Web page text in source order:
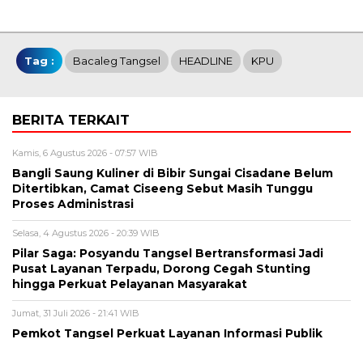
Tag : Bacaleg Tangsel HEADLINE KPU
BERITA TERKAIT
Kamis, 6 Agustus 2026 - 07:57 WIB
Bangli Saung Kuliner di Bibir Sungai Cisadane Belum
Ditertibkan, Camat Ciseeng Sebut Masih Tunggu
Proses Administrasi
Selasa, 4 Agustus 2026 - 20:39 WIB
Pilar Saga: Posyandu Tangsel Bertransformasi Jadi
Pusat Layanan Terpadu, Dorong Cegah Stunting
hingga Perkuat Pelayanan Masyarakat
Jumat, 31 Juli 2026 - 21:41 WIB
Pemkot Tangsel Perkuat Layanan Informasi Publik